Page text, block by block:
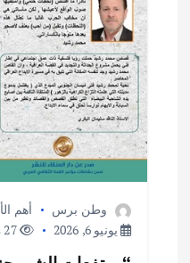
وطن برس أهم
يونيو 6, 2026
27 views